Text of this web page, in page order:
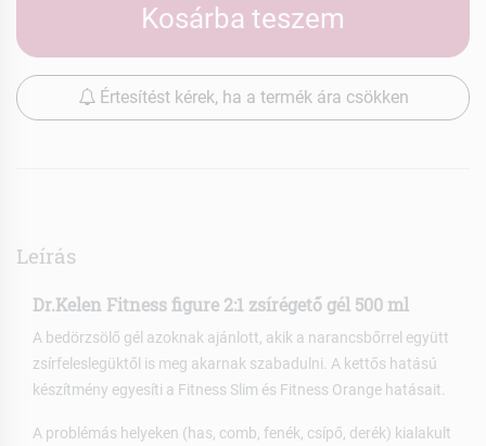
Kosárba teszem
Értesítést kérek, ha a termék ára csökken
Leírás
Dr.Kelen Fitness figure 2:1 zsírégető gél 500 ml
A bedörzsölő gél azoknak ajánlott, akik a narancsbőrrel együtt
zsírfeleslegüktől is meg akarnak szabadulni. A kettős hatású
készítmény egyesíti a Fitness Slim és Fitness Orange hatásait.
A problémás helyeken (has, comb, fenék, csípő, derék) kialakult